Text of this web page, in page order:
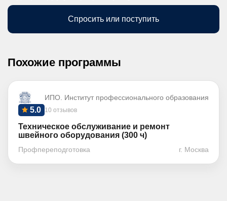
Спросить или поступить
Похожие программы
ИПО. Институт профессионального образования
10 отзывов
5.0
Техническое обслуживание и ремонт
швейного оборудования (300 ч)
Профпереподготовка г. Москва